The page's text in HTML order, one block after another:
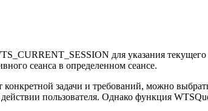
для указания
сеанса в определенном сеансе.
задачи и требований, можно
пользователя. Однако функция